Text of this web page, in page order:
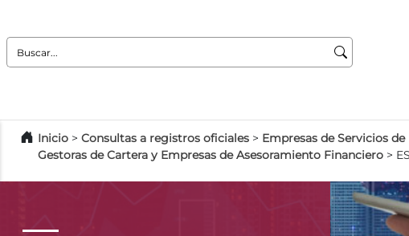
Buscar:
Inicio > Consultas a registros oficiales > Empresas de Servicios
Gestoras de Cartera y Empresas de Asesoramiento Financiero >